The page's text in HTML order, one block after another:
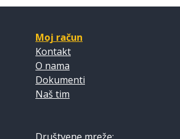
Moj račun
Kontakt
O nama
Dokumenti
Naš tim